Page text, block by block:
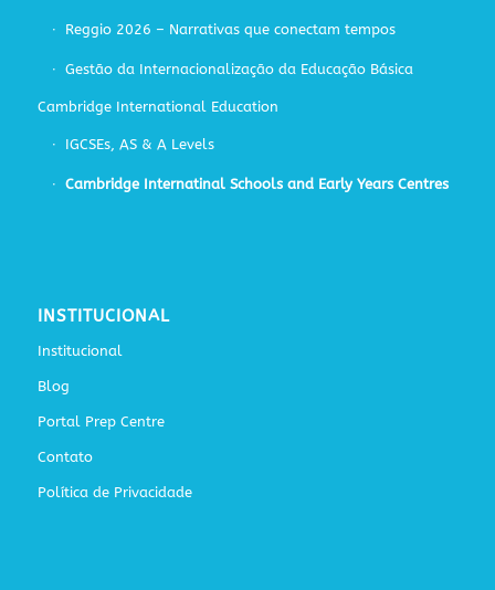
Reggio 2026 – Narrativas que conectam tempos
Gestão da Internacionalização da Educação Básica
Cambridge International Education
IGCSEs, AS & A Levels
Cambridge Internatinal Schools and Early Years Centres
INSTITUCIONAL
Institucional
Blog
Portal Prep Centre
Contato
Política de Privacidade